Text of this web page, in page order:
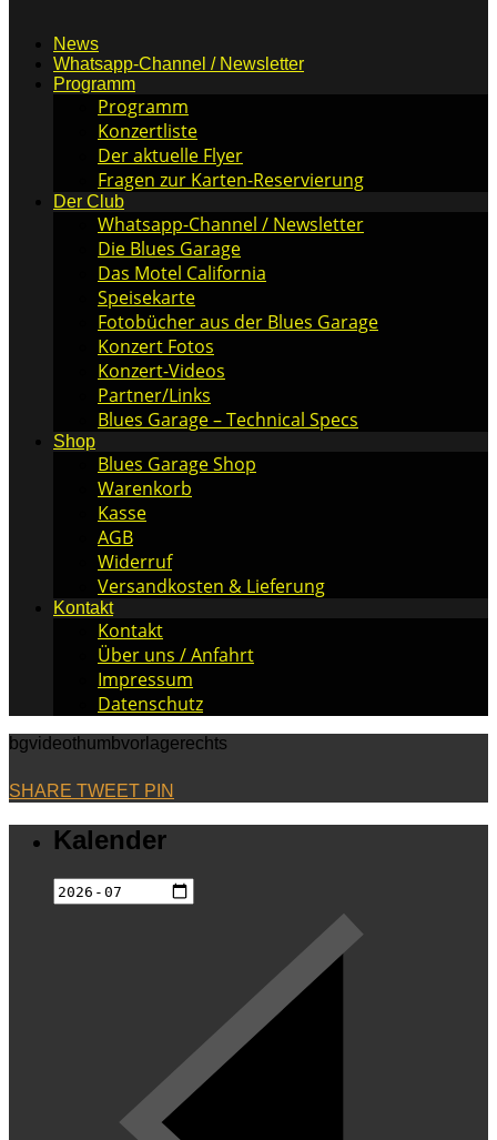
News
Whatsapp-Channel / Newsletter
Programm
Programm
Konzertliste
Der aktuelle Flyer
Fragen zur Karten-Reservierung
Der Club
Whatsapp-Channel / Newsletter
Die Blues Garage
Das Motel California
Speisekarte
Fotobücher aus der Blues Garage
Konzert Fotos
Konzert-Videos
Partner/Links
Blues Garage – Technical Specs
Shop
Blues Garage Shop
Warenkorb
Kasse
AGB
Widerruf
Versandkosten & Lieferung
Kontakt
Kontakt
Über uns / Anfahrt
Impressum
Datenschutz
bgvideothumbvorlagerechts
SHARE TWEET PIN
Kalender